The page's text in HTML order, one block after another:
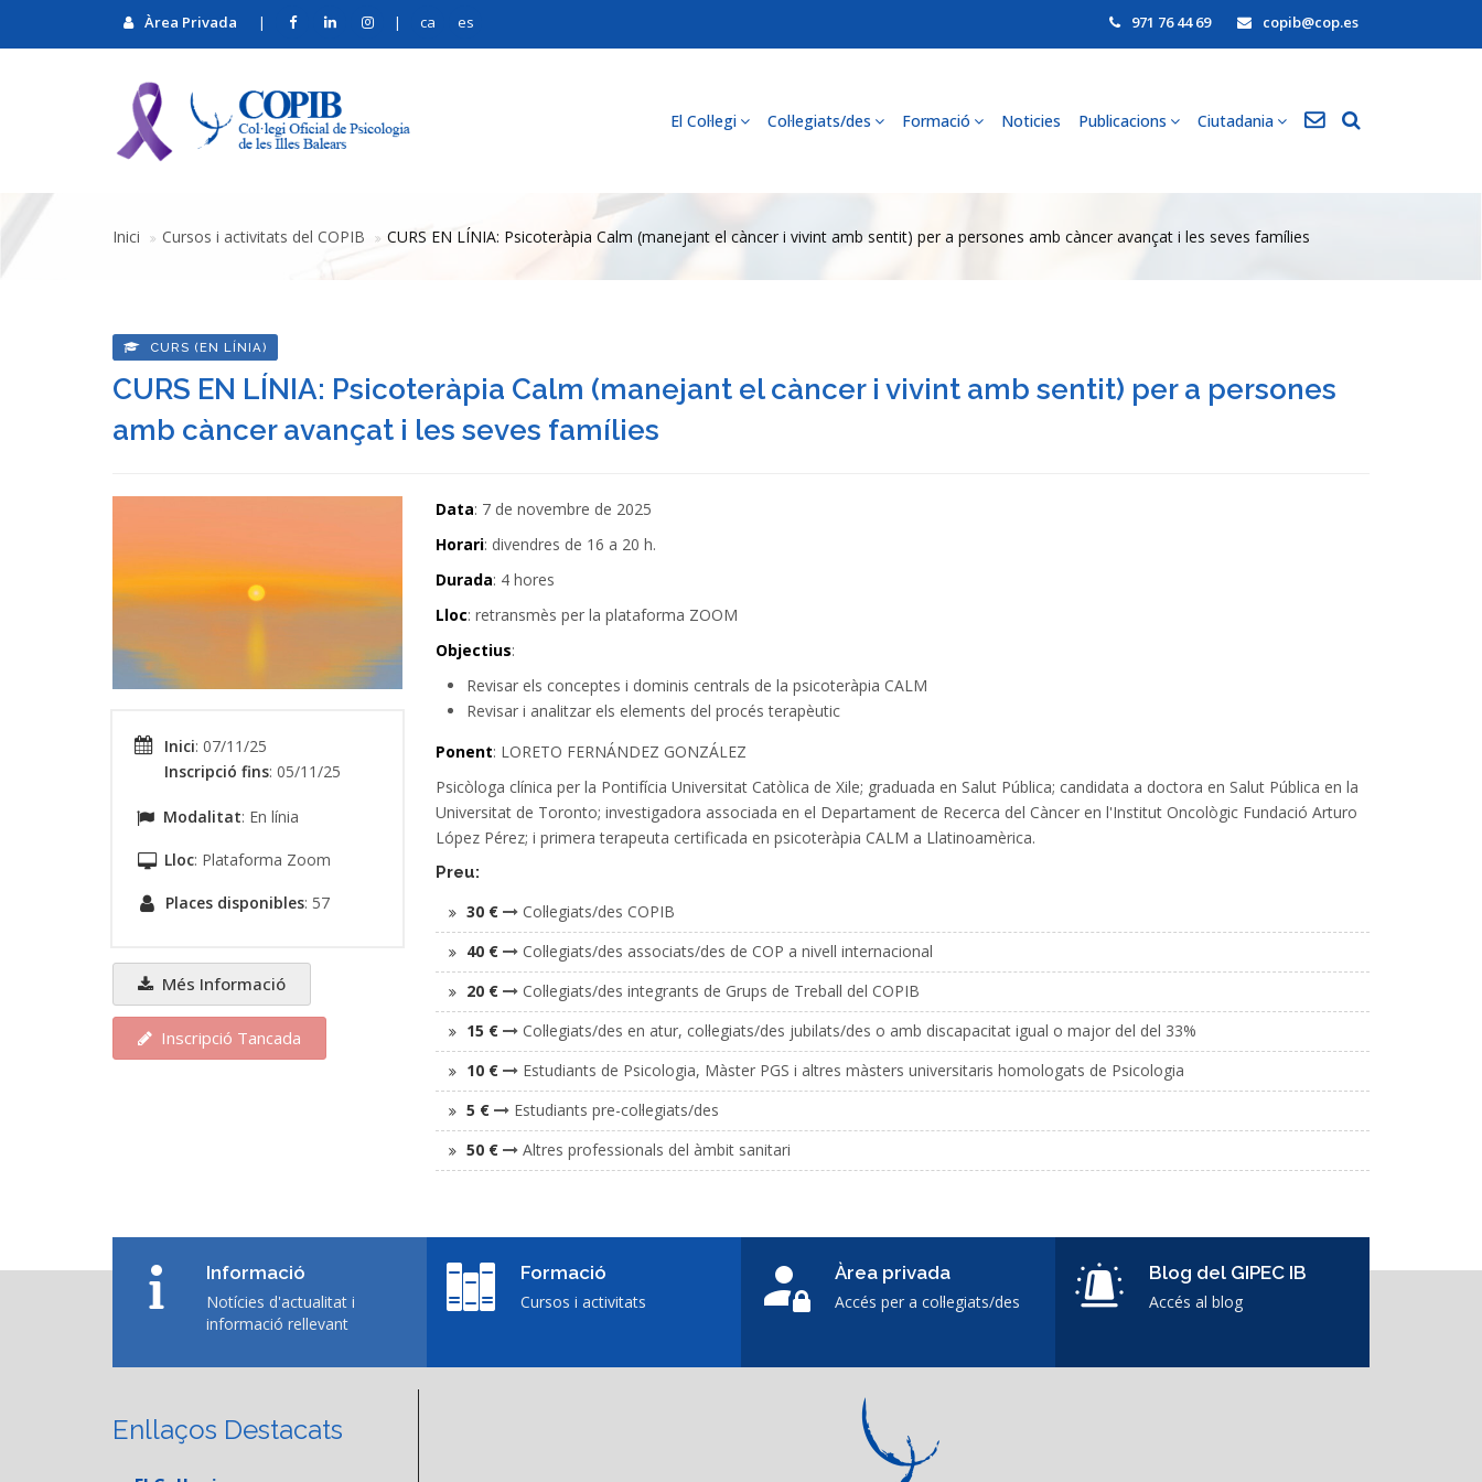
Àrea Privada | | ca es 971 76 44 69 copib@cop.es
El Col·legi Col·legiats/des Formació Noticies Publicacions Ciutadania
Inici Cursos i activitats del COPIB CURS EN LÍNIA: Psicoteràpia Calm (manejant el càncer i vivint amb sentit) per a persones amb càncer avançat i les seves famílies
CURS (EN LÍNIA)
CURS EN LÍNIA: Psicoteràpia Calm (manejant el càncer i vivint amb sentit) per a persones
amb càncer avançat i les seves famílies
Inici: 07/11/25
Inscripció fins: 05/11/25
Modalitat: En línia
Lloc: Plataforma Zoom
Places disponibles: 57
Més Informació
Inscripció Tancada
Data: 7 de novembre de 2025
Horari: divendres de 16 a 20 h.
Durada: 4 hores
Lloc: retransmès per la plataforma ZOOM
Objectius:
Revisar els conceptes i dominis centrals de la psicoteràpia CALM
Revisar i analitzar els elements del procés terapèutic
Ponent: LORETO FERNÁNDEZ GONZÁLEZ
Psicòloga clínica per la Pontifícia Universitat Catòlica de Xile; graduada en Salut Pública; candidata a doctora en Salut Pública en la
Universitat de Toronto; investigadora associada en el Departament de Recerca del Càncer en l'Institut Oncològic Fundació Arturo
López Pérez; i primera terapeuta certificada en psicoteràpia CALM a Llatinoamèrica.
Preu:
30 €
Col·legiats/des COPIB
40 €
Col·legiats/des associats/des de COP a nivell internacional
20 €
Col·legiats/des integrants de Grups de Treball del COPIB
15 €
Col·legiats/des en atur, col·legiats/des jubilats/des o amb discapacitat igual o major del del 33%
10 €
Estudiants de Psicologia, Màster PGS i altres màsters universitaris homologats de Psicologia
5 €
Estudiants pre-col·legiats/des
50 €
Altres professionals del àmbit sanitari
Informació
Notícies d'actualitat i
informació rellevant
Formació
Cursos i activitats
Àrea privada
Accés per a col·legiats/des
Blog del GIPEC IB
Accés al blog
Enllaços Destacats